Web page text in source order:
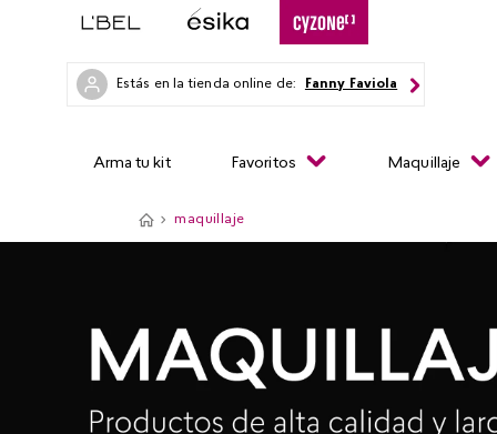
Estás en la tienda online de: Fanny Faviola
Arma tu kit Favoritos Maquillaje
maquillaje